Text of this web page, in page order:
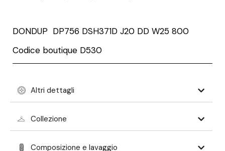
DONDUP DP756 DSH371D J20 DD W25 800
Codice boutique D530
Altri dettagli
Collezione
Composizione e lavaggio